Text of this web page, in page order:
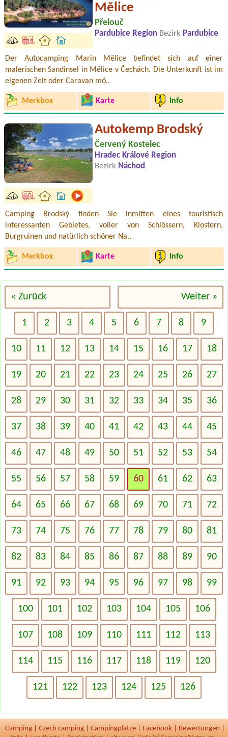
Mělice
Přelouč
Pardubice Region Bezirk Pardubice
Der Autocamping Marin Mělice befindet sich auf einer
malerischen Sandinsel in Mělice v Čechách. Die Unterkunft ist im
eigenen Zelt oder Caravan mö..
Merkbox Karte Info
Autokemp Brodský
Červený Kostelec
Hradec Králové Region
Bezirk Náchod
Camping Brodský finden Sie inmitten eines touristisch
interessanten Gebietes, voller von Schlössern, Klostern,
Burgruinen und natürlich schöner Na..
Merkbox Karte Info
« Zurück Weiter »
1 2 3 4 5 6 7 8 9
10 11 12 13 14 15 16 17 18
19 20 21 22 23 24 25 26 27
28 29 30 31 32 33 34 35 36
37 38 39 40 41 42 43 44 45
46 47 48 49 50 51 52 53 54
55 56 57 58 59 60 61 62 63
64 65 66 67 68 69 70 71 72
73 74 75 76 77 78 79 80 81
82 83 84 85 86 87 88 89 90
91 92 93 94 95 96 97 98 99
100 101 102 103 104 105 106
107 108 109 110 111 112 113
114 115 116 117 118 119 120
121 122 123 124 125 126
Camping Czech camping Campingplätze Facebook Bewertungen